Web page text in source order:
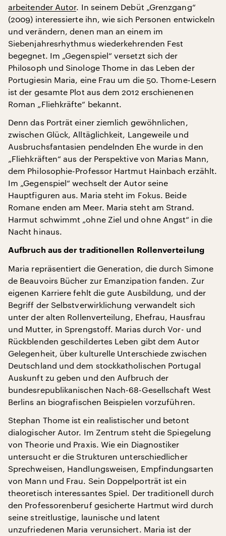
arbeitender Autor. In seinem Debüt „Grenzgang“
(2009) interessierte ihn, wie sich Personen entwickeln
und verändern, denen man an einem im
Siebenjahresrhythmus wiederkehrenden Fest
begegnet. Im „Gegenspiel“ versetzt sich der
Philosoph und Sinologe Thome in das Leben der
Portugiesin Maria, eine Frau um die 50. Thome-Lesern
ist der gesamte Plot aus dem 2012 erschienenen
Roman „Fliehkräfte“ bekannt.
Denn das Porträt einer ziemlich gewöhnlichen,
zwischen Glück, Alltäglichkeit, Langeweile und
Ausbruchsfantasien pendelnden Ehe wurde in den
„Fliehkräften“ aus der Perspektive von Marias Mann,
dem Philosophie-Professor Hartmut Hainbach erzählt.
Im „Gegenspiel“ wechselt der Autor seine
Hauptfiguren aus. Maria steht im Fokus. Beide
Romane enden am Meer. Maria steht am Strand.
Harmut schwimmt „ohne Ziel und ohne Angst“ in die
Nacht hinaus.
Aufbruch aus der traditionellen Rollenverteilung
Maria repräsentiert die Generation, die durch Simone
de Beauvoirs Bücher zur Emanzipation fanden. Zur
eigenen Karriere fehlt die gute Ausbildung, und der
Begriff der Selbstverwirklichung verwandelt sich
unter der alten Rollenverteilung, Ehefrau, Hausfrau
und Mutter, in Sprengstoff. Marias durch Vor- und
Rückblenden geschildertes Leben gibt dem Autor
Gelegenheit, über kulturelle Unterschiede zwischen
Deutschland und dem stockkatholischen Portugal
Auskunft zu geben und den Aufbruch der
bundesrepublikanischen Nach-68-Gesellschaft West
Berlins an biografischen Beispielen vorzuführen.
Stephan Thome ist ein realistischer und betont
dialogischer Autor. Im Zentrum steht die Spiegelung
von Theorie und Praxis. Wie ein Diagnostiker
untersucht er die Strukturen unterschiedlicher
Sprechweisen, Handlungsweisen, Empfindungsarten
von Mann und Frau. Sein Doppelporträt ist ein
theoretisch interessantes Spiel. Der traditionell durch
den Professorenberuf gesicherte Hartmut wird durch
seine streitlustige, launische und latent
unzufriedenen Maria verunsichert. Maria ist der